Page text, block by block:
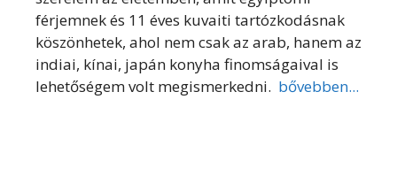
férjemnek és 11 éves kuvaiti tartózkodásnak
köszönhetek, ahol nem csak az arab, hanem az
indiai, kínai, japán konyha finomságaival is
lehetőségem volt megismerkedni. bővebben...